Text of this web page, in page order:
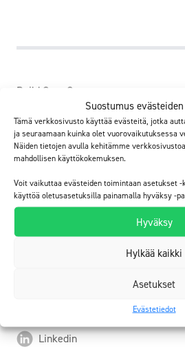
Suostumus
Tämä verkkosivusto käyttää evästeitä, jotka
ja seuraamaan kuinka olet vuorovaikutuksessa
Näiden tietojen avulla kehitämme
mahdollisen käyttökokemuksen.
Voit vaikuttaa evästeiden toimintaan asetukset
käyttöä oletusasetuksilla painamalla hyväksy -
Hyväksy
Hylkää kaikki
Asetukset
Evästetiedot
Build Care Oy
Kelatie 6, 01450 Vantaa
Tel. +358 20 790 2710
info@buildcare.fi
Henkilökunnan yhteystiedot
Verkkolaskuosoite
Operaattori: Apix Messaging Oy –
Linkedin